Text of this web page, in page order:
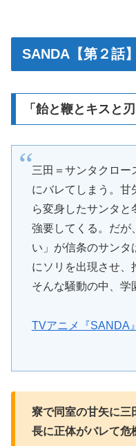
SANDA【第２話
「飴と鞭とキスと刃
三田＝サンタクロー
にバレてしまう。甘
ら変身したサンタと
強要してくる。だが
い」が信条のサンタ
にソリを出現させ、
そんな騒動の中、学
TVアニメ『SANDA
寮で同室の甘矢に三
長に正体がバレて危